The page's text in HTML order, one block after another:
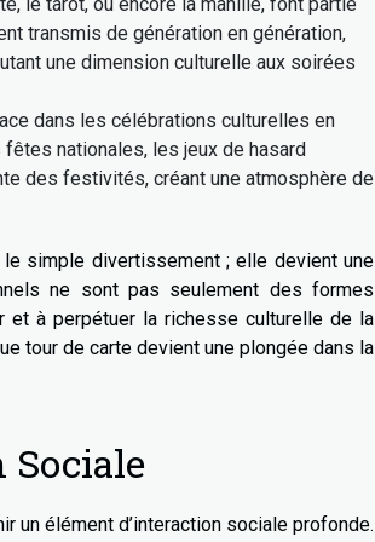
transmis de génération en génération,
une dimension culturelle aux soirées
dans les célébrations culturelles en
nationales, les jeux de hasard
des festivités, créant une atmosphère de
le simple divertissement ; elle devient une
ne sont pas seulement des formes
et à perpétuer la richesse culturelle de la
tour de carte devient une plongée dans la
Sociale
un élément d’interaction sociale profonde.